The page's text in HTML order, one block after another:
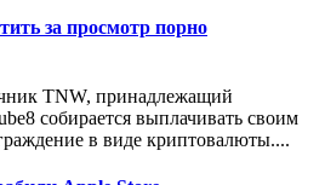
за просмотр порно
TNW, принадлежащий
собирается выплачивать своим
в виде криптовалюты....